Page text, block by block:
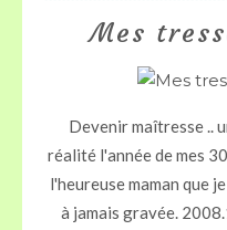
Mes
Devenir maîtresse ..
réalité l'année de mes
l'heureuse maman que
à jamais gravée.